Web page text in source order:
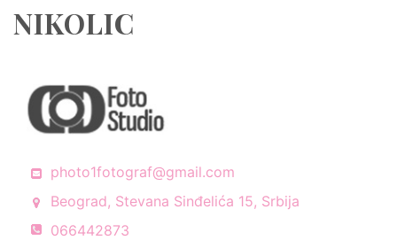
NIKOLIC
photo1fotograf@gmail.com
Beograd, Stevana Sinđelića 15, Srbija
066442873